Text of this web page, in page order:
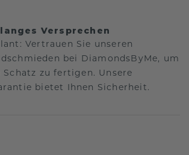
Versprechen
Vertrauen Sie unseren
bei DiamondsByMe, um
Schatz zu fertigen. Unsere
bietet Ihnen Sicherheit.